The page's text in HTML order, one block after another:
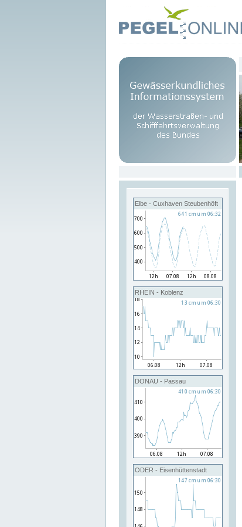
Elbe - Cuxhaven Steubenhöft
RHEIN - Koblenz
DONAU - Passau
ODER - Eisenhüttenstadt